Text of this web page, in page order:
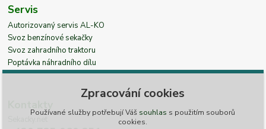
Servis
Autorizovaný servis AL-KO
Svoz benzínové sekačky
Svoz zahradního traktoru
Poptávka náhradního dílu
Zpracování cookies
Používané služby potřebují Váš souhlas s použitím souborů
cookies.